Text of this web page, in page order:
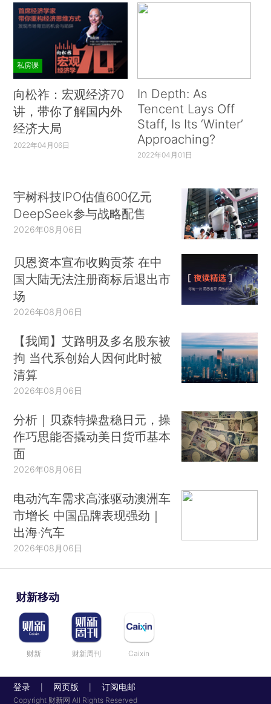
私房课
向松祚：宏观经济70
讲，带你了解国内外
经济大局
2022年04月06日
In Depth: As
Tencent Lays Off
Staff, Is Its ‘Winter’
Approaching?
2022年04月01日
宇树科技IPO估值600亿元
DeepSeek参与战略配售
2026年08月06日
贝恩资本宣布收购贡茶 在中
国大陆无法注册商标后退出市
场
2026年08月06日
【我闻】艾路明及多名股东被
拘 当代系创始人因何此时被
清算
2026年08月06日
分析｜贝森特操盘稳日元，操
作巧思能否撬动美日货币基本
面
2026年08月06日
电动汽车需求高涨驱动澳洲车
市增长 中国品牌表现强劲｜
出海·汽车
2026年08月06日
财新移动
财新 财新周刊 Caixin
登录 网页版 订阅电邮
Copyright 财新网 All Rights Reserved